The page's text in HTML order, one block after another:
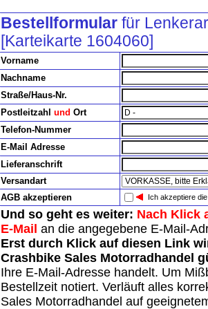
Bestellformular für
[Karteikarte 1604060]
Vorname
Nachname
Straße/Haus-Nr.
Postleitzahl und Ort
Telefon-Nummer
E-Mail Adresse
Lieferanschrift
Versandart
AGB akzeptieren
Ich akzeptiere die
Und so geht es weiter: Nach Klick
E-Mail an die angegebene E-Mail-
Erst durch Klick auf diesen Link
Crashbike Sales Motorradhandel
Ihre E-Mail-Adresse handelt. Um
Bestellzeit notiert. Verläuft alles
Sales Motorradhandel auf